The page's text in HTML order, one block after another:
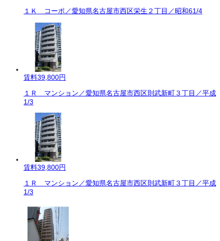
１Ｋ コーポ／愛知県名古屋市西区栄生２丁目／昭和61/4
賃料39,800円
１Ｒ マンション／愛知県名古屋市西区則武新町３丁目／平成
1/3
賃料39,800円
１Ｒ マンション／愛知県名古屋市西区則武新町３丁目／平成
1/3